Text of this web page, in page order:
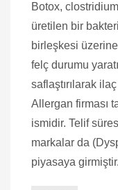
Botox,
üretilen bir
birleşkesi
felç durumu
saflaştırılarak
Allergan firması
ismidir. Telif
markalar da
piyasaya girmiştir.